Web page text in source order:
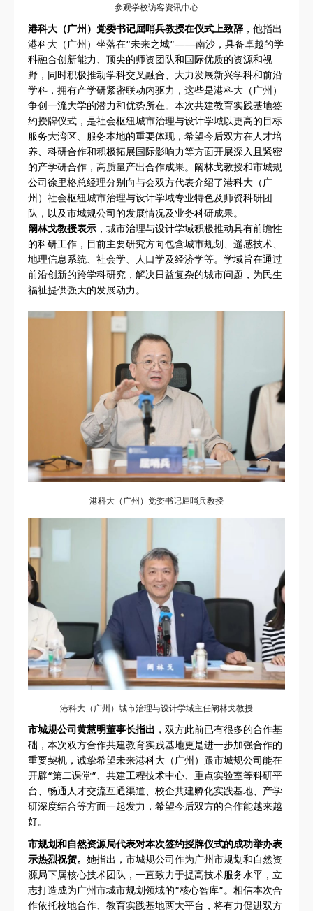
参观学校访客资讯中心
港科大（广州）党委书记屈哨兵教授在仪式上致辞 ，他指出
港科大（广州）坐落在“未来之城”——南沙，具备卓越的学
科融合创新能力、顶尖的师资团队和国际优质的资源和视
野，同时积极推动学科交叉融合、大力发展新兴学科和前沿
学科，拥有产学研紧密联动内驱力，这些是港科大（广州）
争创一流大学的潜力和优势所在。本次共建教育实践基地签
约授牌仪式，是社会枢纽城市治理与设计学域以更高的目标
服务大湾区、服务本地的重要体现，希望今后双方在人才培
养、科研合作和积极拓展国际影响力等方面开展深入且紧密
的产学研合作，高质量产出合作成果。阚林戈教授和市城规
公司徐里格总经理分别向与会双方代表介绍了港科大（广
州）社会枢纽城市治理与设计学域专业特色及师资科研团
队，以及市城规公司的发展情况及业务科研成果。
阚林戈教授表示 ，城市治理与设计学域积极推动具有前瞻性
的科研工作，目前主要研究方向包含城市规划、遥感技术、
地理信息系统、社会学、人口学及经济学等。学域旨在通过
前沿创新的跨学科研究，解决日益复杂的城市问题，为民生
福祉提供强大的发展动力。
港科大（广州）党委书记屈哨兵教授
港科大（广州）城市治理与设计学域主任阚林戈教授
市城规公司黄慧明董事长指出 ，双方此前已有很多的合作基
础，本次双方合作共建教育实践基地更是进一步加强合作的
重要契机，诚挚希望未来港科大（广州）跟市城规公司能在
开辟“第二课堂”、共建工程技术中心、重点实验室等科研平
台、畅通人才交流互通渠道、校企共建孵化实践基地、产学
研深度结合等方面一起发力，希望今后双方的合作能越来越
好。
市规划和自然资源局代表对本次签约授牌仪式的成功举办表
示热烈祝贺。 她指出，市城规公司作为广州市规划和自然资
源局下属核心技术团队，一直致力于提高技术服务水平，立
志打造成为广州市城市规划领域的“核心智库”。相信本次合
作依托校地合作、教育实践基地两大平台，将有力促进双方